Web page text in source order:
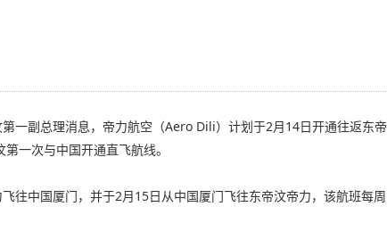
一副总理消息，帝力航空（Aero Dili）计划于2月14日开通往返东帝
一次与中国开通直飞航线。
往中国厦门，并于2月15日从中国厦门飞往东帝汶帝力，该航班每周